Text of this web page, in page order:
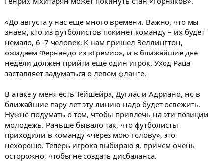
«До августа у нас еще много времени. Важно, что мы
знаем, кто из футболистов покинет команду – их будет
немало, 6–7 человек. К нам пришел Веллингтон,
ожидаем Фернандо из «Гремио», и в ближайшие две
недели должен прийти еще один игрок. Уход Раца
заставляет задуматься о левом фланге.
В атаке у меня есть Тейшейра, Дуглас и Адриано, но в
ближайшие пару лет эту линию надо будет освежить.
Нужно подумать о том, чтобы привлечь на эти позиции
молодежь. Раньше бывало так, что футболисты
приходили в команду «через мою голову», это
нехорошо. Теперь игрока выбираю я, причем очень
осторожно, чтобы не создать дисбаланса.